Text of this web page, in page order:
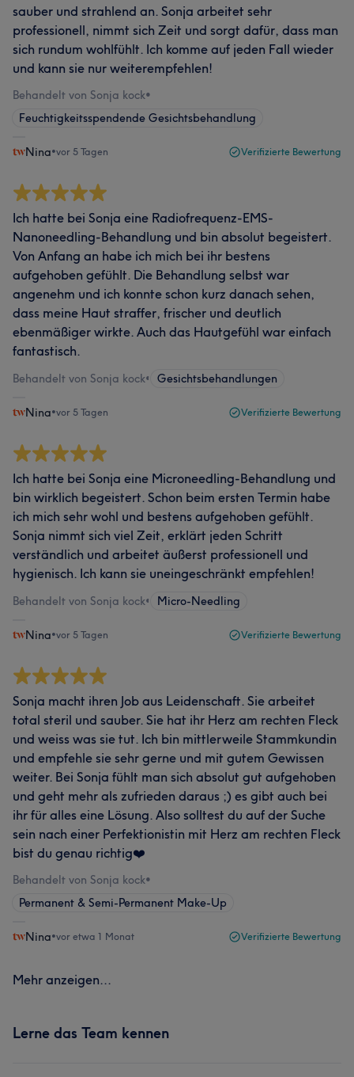
sauber und strahlend an. Sonja arbeitet sehr
professionell, nimmt sich Zeit und sorgt dafür, dass man
sich rundum wohlfühlt. Ich komme auf jeden Fall wieder
und kann sie nur weiterempfehlen!
Behandelt von Sonja kock•
Feuchtigkeitsspendende Gesichtsbehandlung
Nina•vor 5 Tagen Verifizierte Bewertung
Ich hatte bei Sonja eine Radiofrequenz-EMS-
Nanoneedling-Behandlung und bin absolut begeistert.
Von Anfang an habe ich mich bei ihr bestens
aufgehoben gefühlt. Die Behandlung selbst war
angenehm und ich konnte schon kurz danach sehen,
dass meine Haut straffer, frischer und deutlich
ebenmäßiger wirkte. Auch das Hautgefühl war einfach
fantastisch.
Behandelt von Sonja kock• Gesichtsbehandlungen
Nina•vor 5 Tagen Verifizierte Bewertung
Ich hatte bei Sonja eine Microneedling-Behandlung und
bin wirklich begeistert. Schon beim ersten Termin habe
ich mich sehr wohl und bestens aufgehoben gefühlt.
Sonja nimmt sich viel Zeit, erklärt jeden Schritt
verständlich und arbeitet äußerst professionell und
hygienisch. Ich kann sie uneingeschränkt empfehlen!
Behandelt von Sonja kock• Micro-Needling
Nina•vor 5 Tagen Verifizierte Bewertung
Sonja macht ihren Job aus Leidenschaft. Sie arbeitet
total steril und sauber. Sie hat ihr Herz am rechten Fleck
und weiss was sie tut. Ich bin mittlerweile Stammkundin
und empfehle sie sehr gerne und mit gutem Gewissen
weiter. Bei Sonja fühlt man sich absolut gut aufgehoben
und geht mehr als zufrieden daraus ;) es gibt auch bei
ihr für alles eine Lösung. Also solltest du auf der Suche
sein nach einer Perfektionistin mit Herz am rechten Fleck
bist du genau richtig❤️
Behandelt von Sonja kock•
Permanent & Semi-Permanent Make-Up
Nina•vor etwa 1 Monat Verifizierte Bewertung
Mehr anzeigen...
Lerne das Team kennen